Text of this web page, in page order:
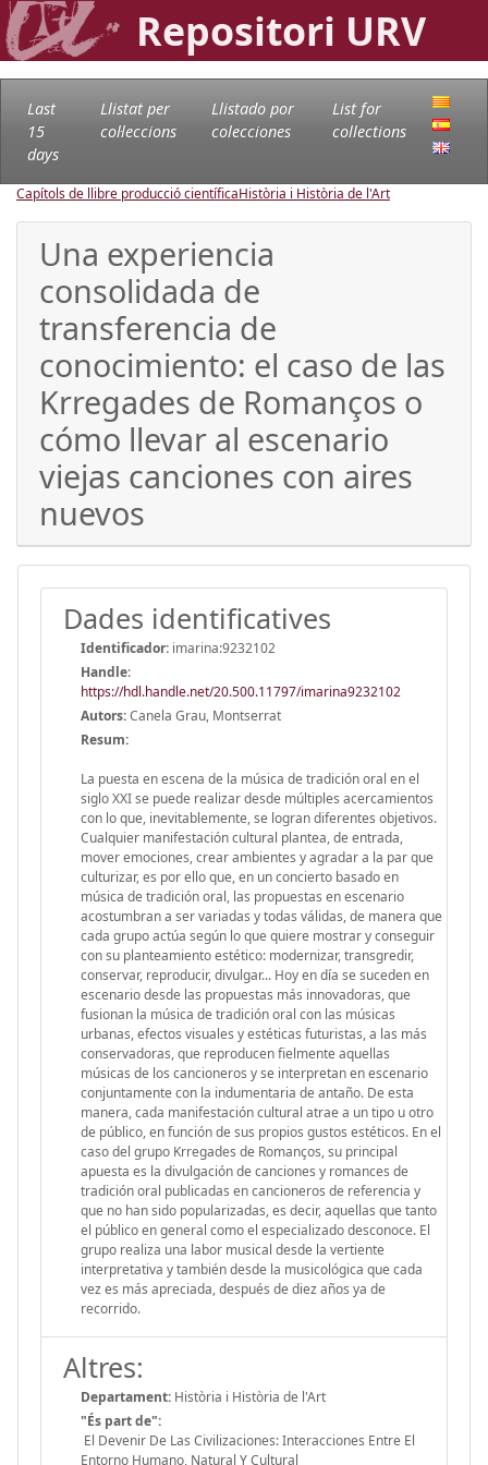
Repositori URV
Last
15
days
Llistat per
col·leccions
Llistado por
colecciones
List for
collections
Capítols de llibre producció científicaHistòria i Història de l'Art
Una experiencia
consolidada de
transferencia de
conocimiento: el caso de las
Krregades de Romanços o
cómo llevar al escenario
viejas canciones con aires
nuevos
Dades identificatives
Identificador: imarina:9232102
Handle:
https://hdl.handle.net/20.500.11797/imarina9232102
Autors:Canela Grau, Montserrat
Resum:
La puesta en escena de la música de tradición oral en el
siglo XXI se puede realizar desde múltiples acercamientos
con lo que, inevitablemente, se logran diferentes objetivos.
Cualquier manifestación cultural plantea, de entrada,
mover emociones, crear ambientes y agradar a la par que
culturizar, es por ello que, en un concierto basado en
música de tradición oral, las propuestas en escenario
acostumbran a ser variadas y todas válidas, de manera que
cada grupo actúa según lo que quiere mostrar y conseguir
con su planteamiento estético: modernizar, transgredir,
conservar, reproducir, divulgar... Hoy en día se suceden en
escenario desde las propuestas más innovadoras, que
fusionan la música de tradición oral con las músicas
urbanas, efectos visuales y estéticas futuristas, a las más
conservadoras, que reproducen fielmente aquellas
músicas de los cancioneros y se interpretan en escenario
conjuntamente con la indumentaria de antaño. De esta
manera, cada manifestación cultural atrae a un tipo u otro
de público, en función de sus propios gustos estéticos. En el
caso del grupo Krregades de Romanços, su principal
apuesta es la divulgación de canciones y romances de
tradición oral publicadas en cancioneros de referencia y
que no han sido popularizadas, es decir, aquellas que tanto
el público en general como el especializado desconoce. El
grupo realiza una labor musical desde la vertiente
interpretativa y también desde la musicológica que cada
vez es más apreciada, después de diez años ya de
recorrido.
Altres:
Departament: Història i Història de l'Art
"És part de":
El Devenir De Las Civilizaciones: Interacciones Entre El
Entorno Humano, Natural Y Cultural